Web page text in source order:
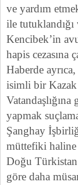
ve yardım
ile tutuklandığı
Kencibek’in
hapis cezasına
Haberde
isimli bir
yapmak
Şanghay
müttefiki
Doğu
göre daha